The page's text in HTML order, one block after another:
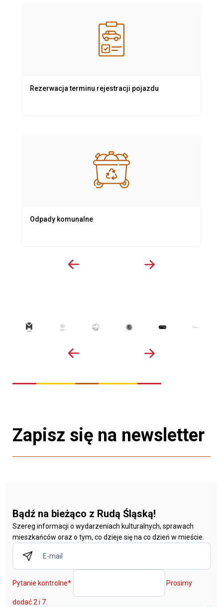
Rezerwacja terminu rejestracji pojazdu
Odpady komunalne
Zapisz się na newsletter
Bądź na bieżąco z Rudą Śląską!
Szereg informacji o wydarzeniach kulturalnych, sprawach
mieszkańców oraz o tym, co dzieje się na co dzień w mieście.
Pytanie kontrolne* Prosimy
dodać 2 i 7.